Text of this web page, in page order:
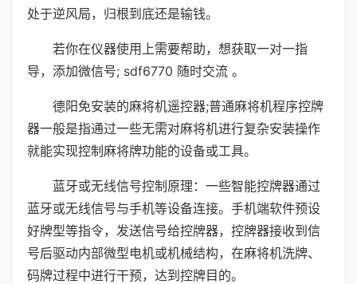
处于逆风局，归根到底还是输钱。
若你在仪器使用上需要帮助，想获取一对一指
导，添加微信号; sdf6770 随时交流 。
德阳免安装的麻将机遥控器;普通麻将机程序控牌
器一般是指通过一些无需对麻将机进行复杂安装操作
就能实现控制麻将牌功能的设备或工具。
蓝牙或无线信号控制原理：一些智能控牌器通过
蓝牙或无线信号与手机等设备连接。手机端软件预设
好牌型等指令，发送信号给控牌器，控牌器接收到信
号后驱动内部微型电机或机械结构，在麻将机洗牌、
码牌过程中进行干预，达到控牌目的。